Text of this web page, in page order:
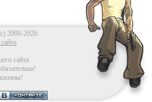
2009-2026
сайта